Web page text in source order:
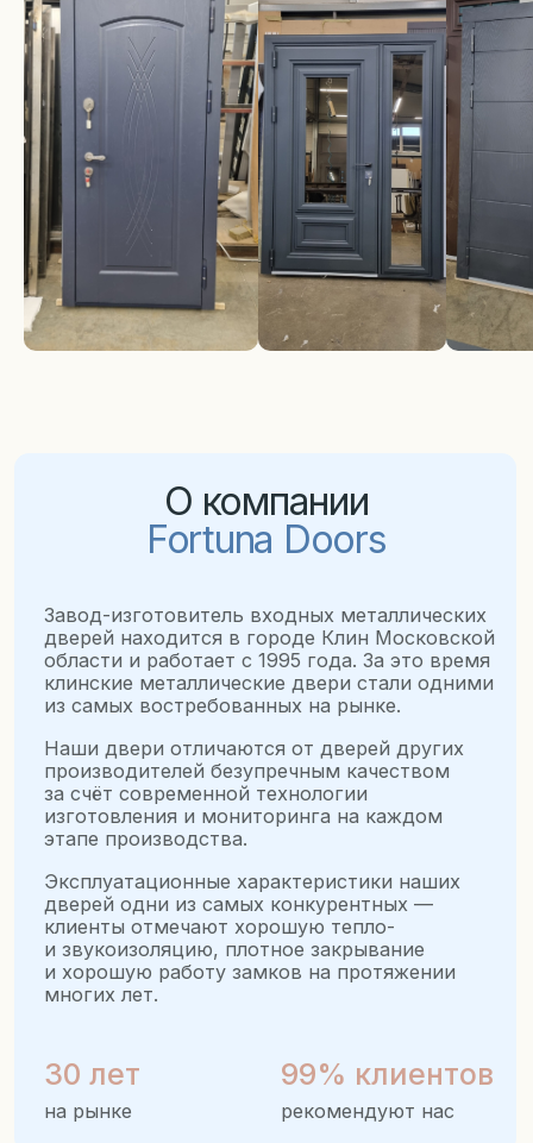
Как мыбудем работать?
[ 2 ]
[ 1 ]
Замер
Заявка
Заключаем договор, в котором чётко прописаны
сроки, цены и условия. Вносится предоплата
К вам приезжает наш мастер замеряет дверной
проём, показывает образцы и каталог моделей
Вы оставляете заявку по телефону или на сайте,
наш специалист связывается с вами и уточняет
детали